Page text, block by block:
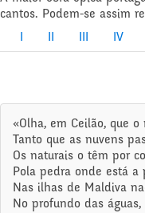
cantos. Podem-se assim
IV
«Olha, em Ceilão, que
Tanto que as nuvens
Os naturais o têm por
Pola pedra onde está a
Nas ilhas de Maldiva
No profundo das águas,